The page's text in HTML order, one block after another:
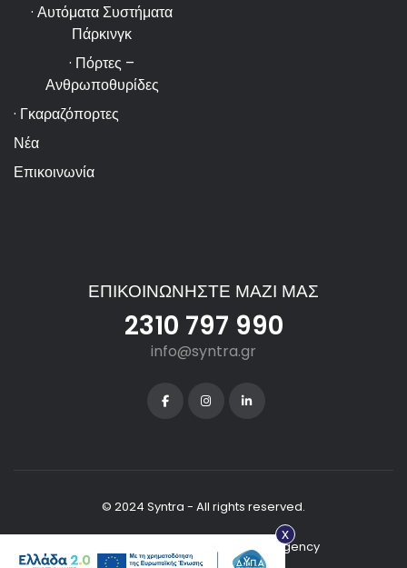
· Αυτόματα Συστήματα
Πάρκινγκ
· Πόρτες –
Ανθρωποθυρίδες
· Γκαραζόπορτες
Νέα
Επικοινωνία
ΕΠΙΚΟΙΝΩΝΗΣΤΕ ΜΑΖΙ ΜΑΣ
2310 797 990
info@syntra.gr
© 2024 Syntra - All rights reserved.
by iLoveIt Digital Agency
x